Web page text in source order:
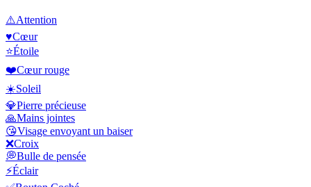
⚠️Attention
♥️Cœur
⭐Étoile
❤️Cœur rouge
☀️Soleil
💎Pierre précieuse
🙏Mains jointes
😘Visage envoyant un baiser
❌Croix
💭Bulle de pensée
⚡Éclair